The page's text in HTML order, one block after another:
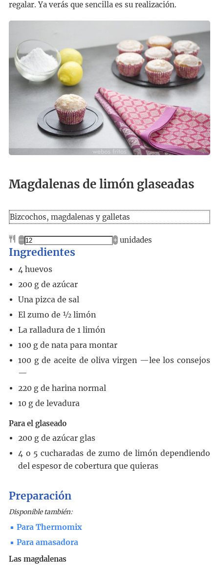
regalar. Ya verás que sencilla es su realización.
Magdalenas de limón glaseadas
Bizcochos, magdalenas y galletas
– + unidades
Ingredientes
4 huevos
200 g de azúcar
Una pizca de sal
El zumo de ½ limón
La ralladura de 1 limón
100 g de nata para montar
100 g de aceite de oliva virgen —lee los consejos
—
220 g de harina normal
10 g de levadura
Para el glaseado
200 g de azúcar glas
4 o 5 cucharadas de zumo de limón dependiendo
del espesor de cobertura que quieras
Preparación
Disponible también:
Para Thermomix
Para amasadora
Las magdalenas